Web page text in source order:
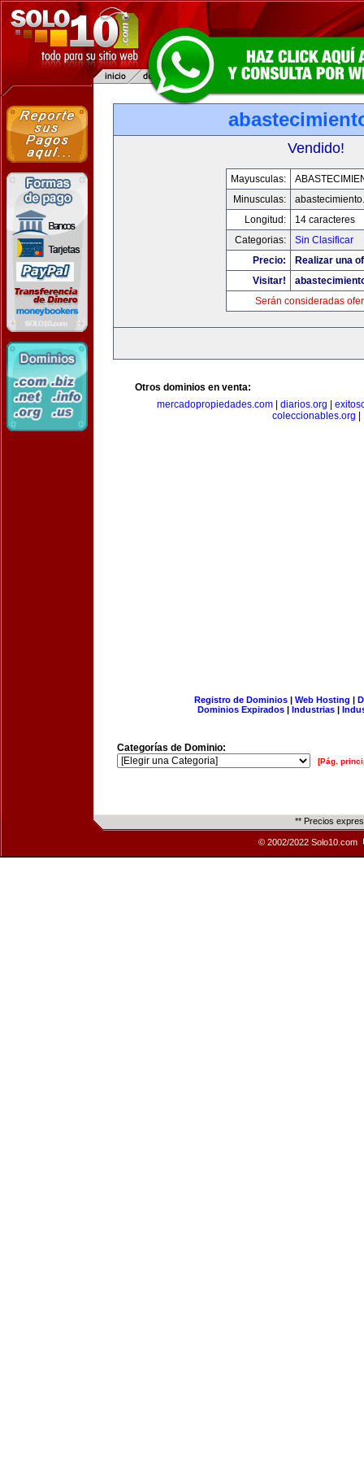
Vendido!
Mayusculas:
Minusculas:
Longitud:
14 caracteres
Categorias:
Sin Clasificar
Precio:
Realizar una
Visitar!
Serán consideradas
Otros dominios en venta:
mercadopropiedades.com| diarios.org
coleccionables.org
Registro de Dominios| Web Hosting |
Dominios Expirados | Industrias |
Categorías de Dominio:
[Pág.
** Precios
© 2002/2022 Solo10.com